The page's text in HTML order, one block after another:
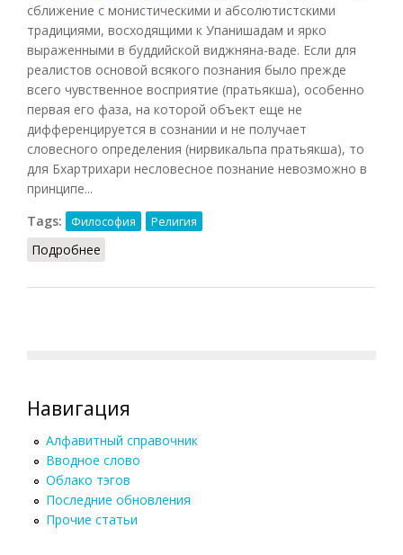
сближение с монистическими и абсолютистскими
традициями, восходящими к Упанишадам и ярко
выраженными в буддийской виджняна-ваде. Если для
реалистов основой всякого познания было прежде
всего чувственное восприятие (пратьякша), особенно
первая его фаза, на которой объект еще не
дифференцируется в сознании и не получает
словесного определения (нирвикальпа пратьякша), то
для Бхартрихари несловесное познание невозможно в
принципе...
Tags:
Философия Религия
Подробнее
Навигация
Алфавитный справочник
Вводное слово
Облако тэгов
Последние обновления
Прочие статьи